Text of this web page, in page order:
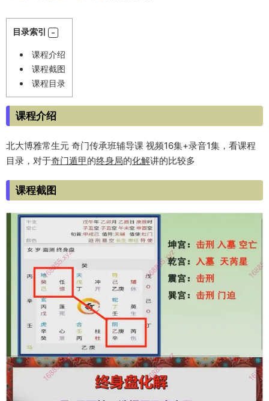
目录索引
课程介绍
课程截图
课程目录
课程介绍
北大博雅常生元 奇门传承班辅导课 视频16集+录音1集，看课程
目录，对于奇门遁甲的终身局的化解讲的比较多
课程截图